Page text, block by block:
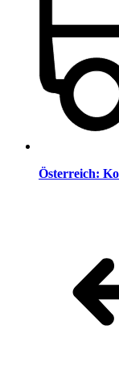
Österreich: